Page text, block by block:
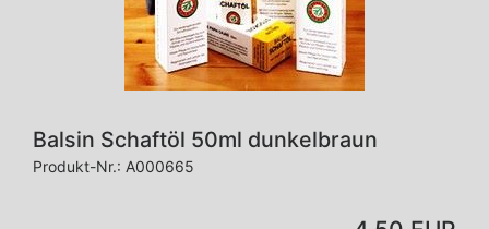
Balsin Schaftöl 50ml dunkelbraun
Produkt-Nr.: A000665